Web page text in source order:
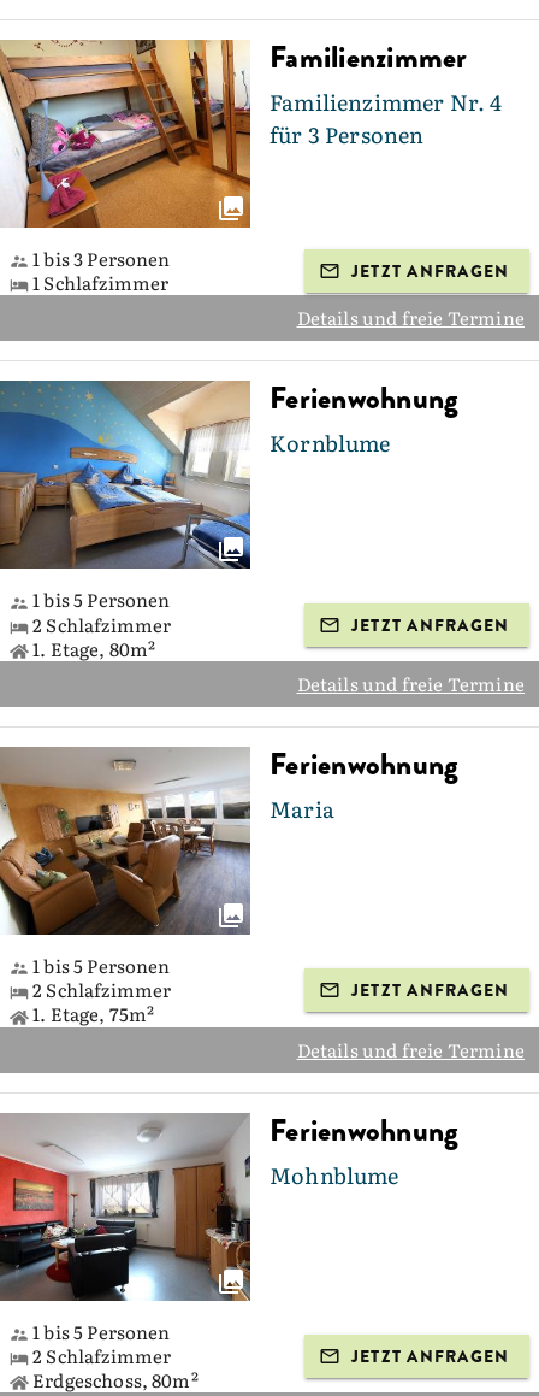
Familienzimmer
Familienzimmer Nr. 4
für 3 Personen
1 bis 3 Personen
1 Schlafzimmer
JETZT ANFRAGEN
Details und freie Termine
Ferienwohnung
Kornblume
1 bis 5 Personen
2 Schlafzimmer
1. Etage, 80m²
JETZT ANFRAGEN
Details und freie Termine
Ferienwohnung
Maria
1 bis 5 Personen
2 Schlafzimmer
1. Etage, 75m²
JETZT ANFRAGEN
Details und freie Termine
Ferienwohnung
Mohnblume
1 bis 5 Personen
2 Schlafzimmer
Erdgeschoss, 80m²
JETZT ANFRAGEN